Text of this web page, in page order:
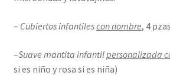
– Cubiertos infantilescon nombre, 4
–Suave mantita infantilpersonalizada
si es niño y rosa si es niña)